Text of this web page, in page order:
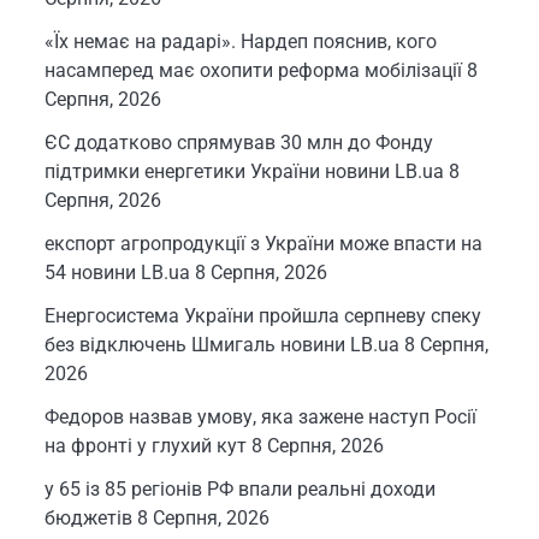
«Їх немає на радарі». Нардеп пояснив, кого
насамперед має охопити реформа мобілізації 8
Серпня, 2026
ЄС додатково спрямував 30 млн до Фонду
підтримки енергетики України новини LB.ua 8
Серпня, 2026
експорт агропродукції з України може впасти на
54 новини LB.ua 8 Серпня, 2026
Енергосистема України пройшла серпневу спеку
без відключень Шмигаль новини LB.ua 8 Серпня,
2026
Федоров назвав умову, яка зажене наступ Росії
на фронті у глухий кут 8 Серпня, 2026
у 65 із 85 регіонів РФ впали реальні доходи
бюджетів 8 Серпня, 2026